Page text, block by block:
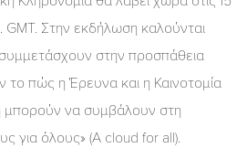
GMT. Στην εκδήλωση καλούνται
στην προσπάθεια
το πώς η Έρευνα και η Καινοτομία
να συμβάλουν στη
για όλους» (A cloud for all).